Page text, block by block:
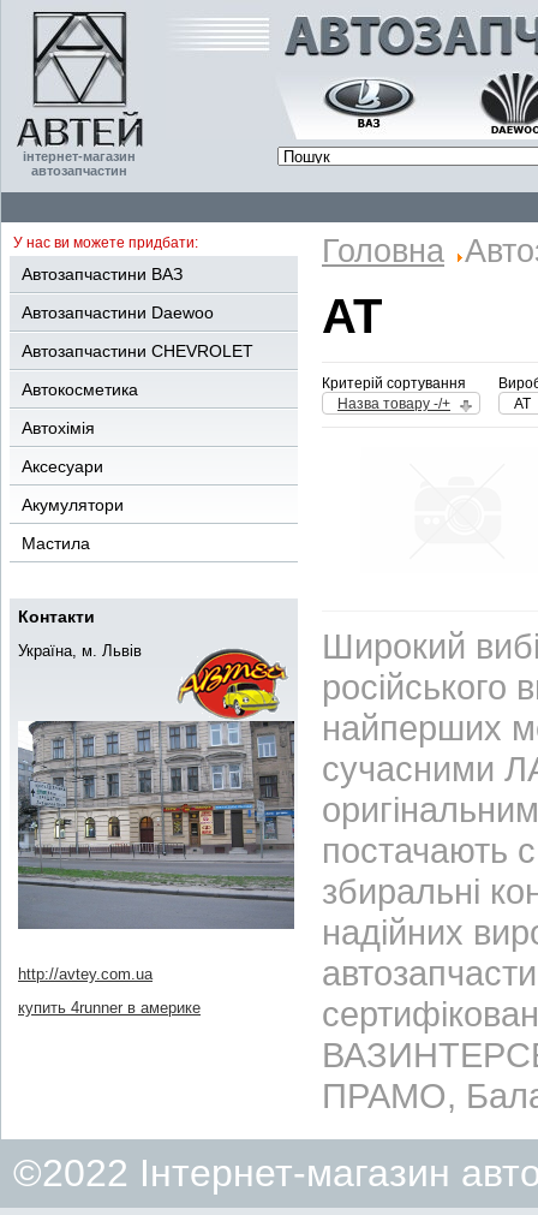
інтернет-магазин
автозапчастин
У нас ви можете придбати:
Автозапчастини ВАЗ
Автозапчастини Daewoo
Автозапчастини CHEVROLET
Автокосметика
Автохімія
Аксесуари
Акумулятори
Мастила
Контакти
Україна, м. Львів
http://avtey.com.ua
купить 4runner в америке
Головна
AT
Критерій сортування
Назва товару -/+
AT
Широкий
найперших
сучасними
постачають
збиральні
надійних
ПРАМО,
©2022 Інтернет-магазин